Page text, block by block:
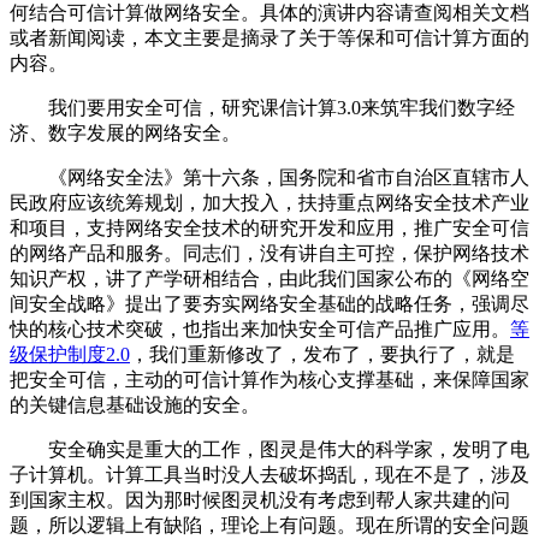
何结合可信计算做网络安全。具体的演讲内容请查阅相关文档
或者新闻阅读，本文主要是摘录了关于等保和可信计算方面的
内容。
我们要用安全可信，研究课信计算3.0来筑牢我们数字经
济、数字发展的网络安全。
《网络安全法》第十六条，国务院和省市自治区直辖市人
民政府应该统筹规划，加大投入，扶持重点网络安全技术产业
和项目，支持网络安全技术的研究开发和应用，推广安全可信
的网络产品和服务。同志们，没有讲自主可控，保护网络技术
知识产权，讲了产学研相结合，由此我们国家公布的《网络空
间安全战略》提出了要夯实网络安全基础的战略任务，强调尽
快的核心技术突破，也指出来加快安全可信产品推广应用。 等
级保护制度2.0 ，我们重新修改了，发布了，要执行了，就是
把安全可信，主动的可信计算作为核心支撑基础，来保障国家
的关键信息基础设施的安全。
安全确实是重大的工作，图灵是伟大的科学家，发明了电
子计算机。计算工具当时没人去破坏捣乱，现在不是了，涉及
到国家主权。因为那时候图灵机没有考虑到帮人家共建的问
题，所以逻辑上有缺陷，理论上有问题。现在所谓的安全问题